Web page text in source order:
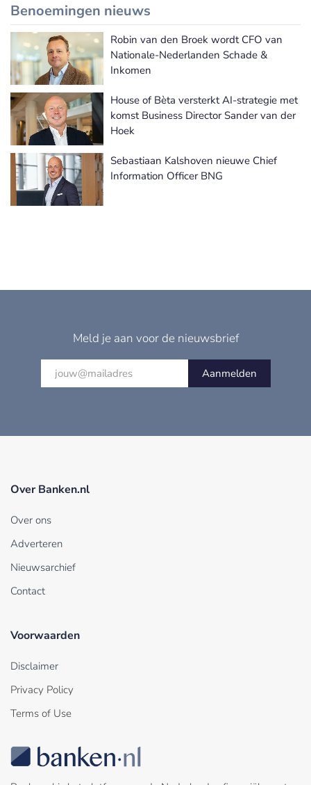
Benoemingen nieuws
Meer Benoemingen nieuws
Robin van den Broek wordt CFO van
Nationale-Nederlanden Schade &
Inkomen
House of Bèta versterkt AI-strategie met
komst Business Director Sander van der
Hoek
Sebastiaan Kalshoven nieuwe Chief
Information Officer BNG
Meld je aan voor de nieuwsbrief
Aanmelden
Over Banken.nl
Over ons
Adverteren
Nieuwsarchief
Contact
Voorwaarden
Disclaimer
Privacy Policy
Terms of Use